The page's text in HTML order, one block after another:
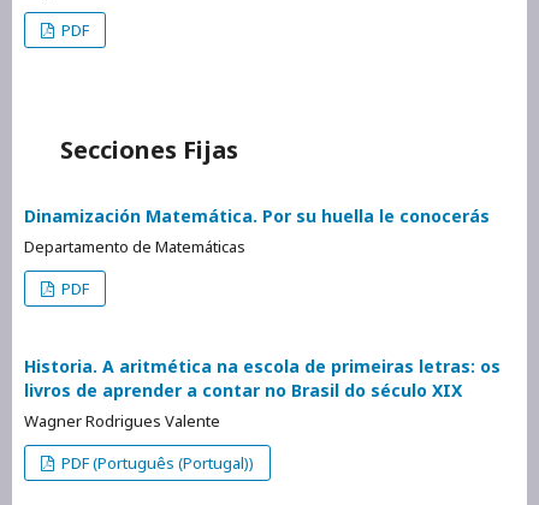
PDF
Secciones Fijas
Dinamización Matemática. Por su huella le conocerás
Departamento de Matemáticas
PDF
Historia. A aritmética na escola de primeiras letras: os
livros de aprender a contar no Brasil do século XIX
Wagner Rodrigues Valente
PDF (Português (Portugal))